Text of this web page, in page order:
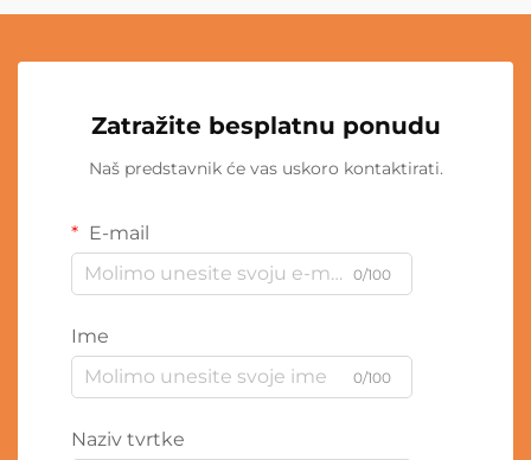
Zatražite besplatnu ponudu
Naš predstavnik će vas uskoro kontaktirati.
E-mail
0/100
Ime
0/100
Naziv tvrtke